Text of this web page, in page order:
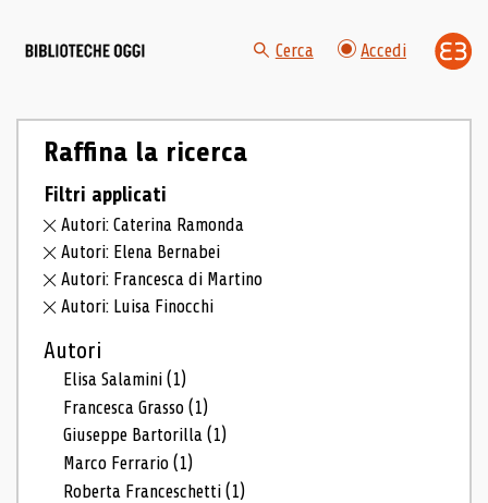
Cerca Accedi
Raffina la ricerca
Filtri applicati
Autori: Caterina Ramonda
Autori: Elena Bernabei
Autori: Francesca di Martino
Autori: Luisa Finocchi
Autori
Elisa Salamini(1)
Francesca Grasso(1)
Giuseppe Bartorilla(1)
Marco Ferrario(1)
Roberta Franceschetti(1)